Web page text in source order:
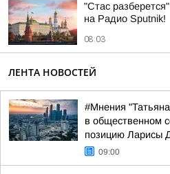
"Стас
на Радио Sputnik!
08:03
ЛЕНТА НОВОСТЕЙ
#Мнения
в общественном
позицию Ларисы
09:00